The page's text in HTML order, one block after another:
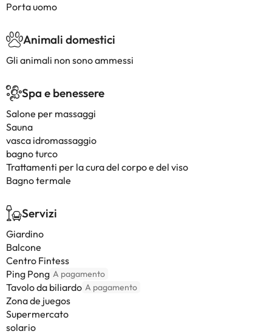
Porta uomo
Animali domestici
Gli animali non sono ammessi
Spa e benessere
Salone per massaggi
Sauna
vasca idromassaggio
bagno turco
Trattamenti per la cura del corpo e del viso
Bagno termale
Servizi
Giardino
Balcone
Centro Fintess
Ping Pong A pagamento
Tavolo da biliardo A pagamento
Zona de juegos
Supermercato
solario